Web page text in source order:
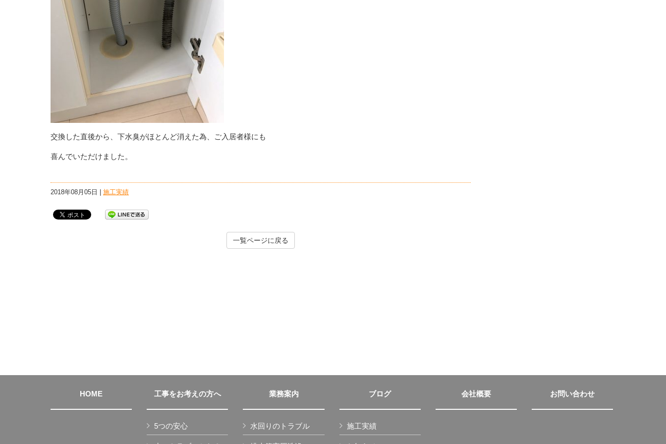
交換した直後から、下水臭がほとんど消えた為、ご入居者様にも
喜んでいただけました。
2018年08月05日 | 施工実績
一覧ページに戻る
HOME 工事をお考えの方へ
5つの安心
業務案内
水回りのトラブル
ブログ
施工実績
会社概要 お問い合わせ